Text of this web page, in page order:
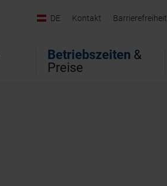
Betriebszeiten &
Preise
DE Kontakt Barrierefreiheit